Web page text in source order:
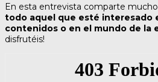
En esta entrevista comparte
todo aquel que esté interesado
contenidos o en el mundo de la
disfrutéis!